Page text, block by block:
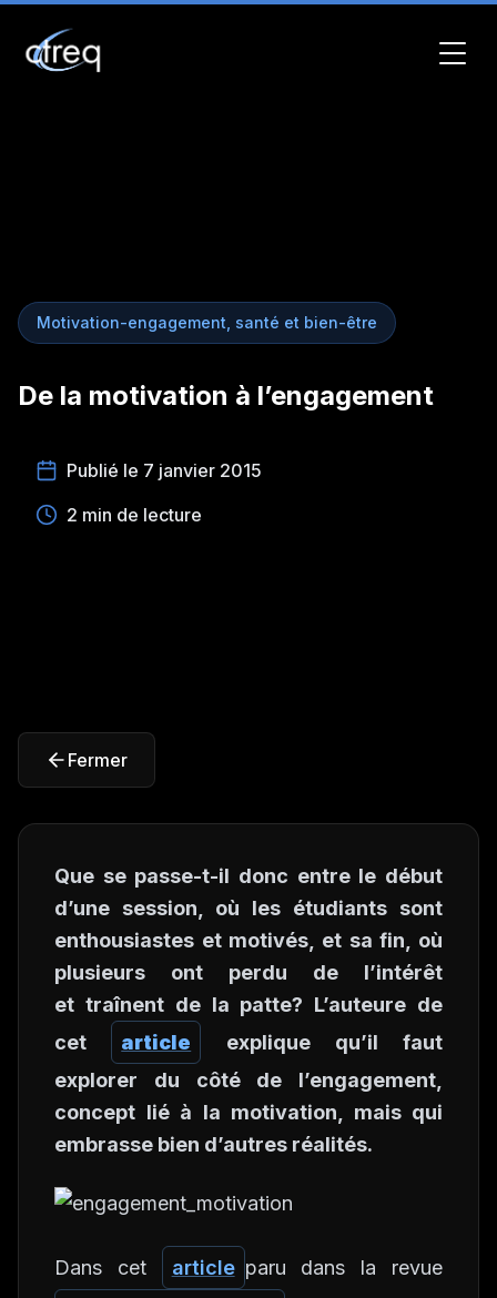
Motivation-engagement, santé et bien-être
De la motivation à l’engagement
Publié le 7 janvier 2015
2 min de lecture
Fermer
Que se passe-t-il donc entre le début
d’une session, où les étudiants sont
enthousiastes et motivés, et sa fin, où
plusieurs ont perdu de l’intérêt
et traînent de la patte? L’auteure de
cet
article
explique qu’il faut
explorer du côté de l’engagement,
concept lié à la motivation, mais qui
embrasse bien d’autres réalités.
Dans cet article paru dans la revue